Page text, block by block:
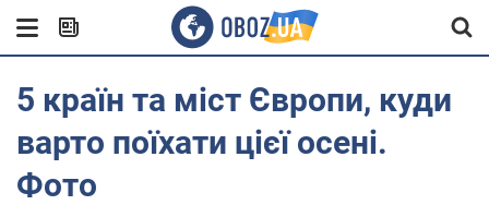
5 країн та міст Європи, куди
варто поїхати цієї осені.
Фото